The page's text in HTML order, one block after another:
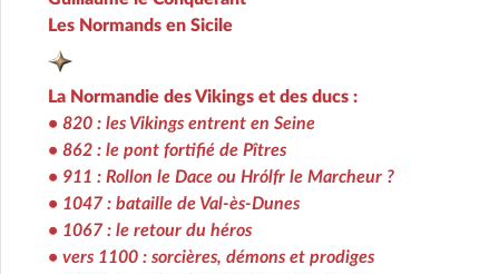
Les Normands en Sicile
La Normandie des Vikings et des ducs :
• 820 : les Vikings entrent en Seine
• 862 : le pont fortifié de Pîtres
• 911 : Rollon le Dace ou Hrólfr le Marcheur ?
• 1047 : bataille de Val-ès-Dunes
• 1067 : le retour du héros
• vers 1100 : sorcières, démons et prodiges